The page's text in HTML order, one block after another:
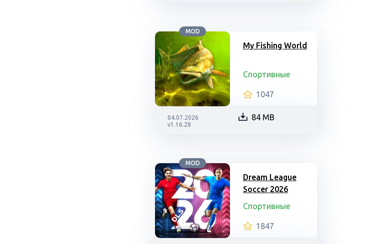
MOD
My Fishing World
Спортивные
1047
04.07.2026
v1.16.28
84 MB
MOD
Dream League
Soccer 2026
Спортивные
1847